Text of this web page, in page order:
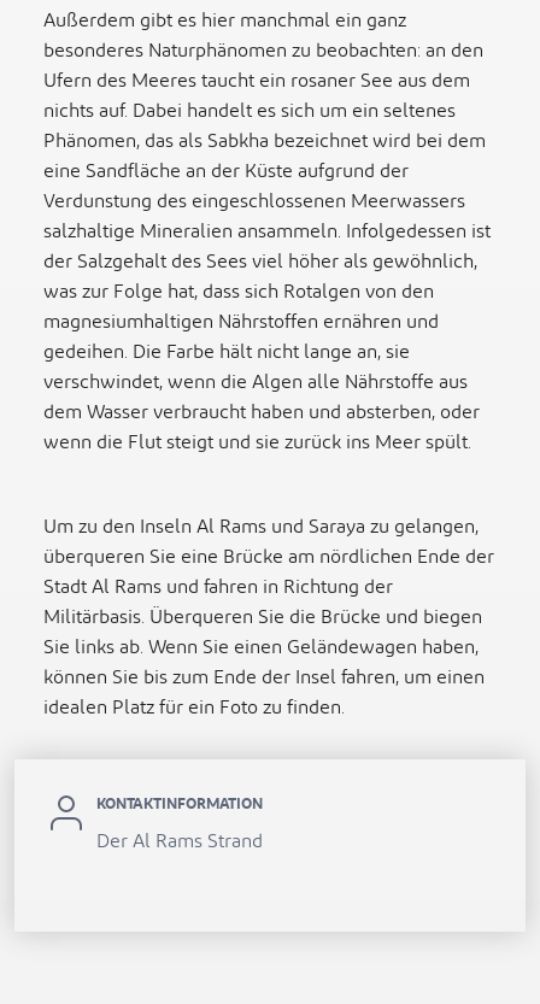
Außerdem gibt es hier manchmal ein ganz
besonderes Naturphänomen zu beobachten: an den
Ufern des Meeres taucht ein rosaner See aus dem
nichts auf. Dabei handelt es sich um ein seltenes
Phänomen, das als Sabkha bezeichnet wird bei dem
eine Sandfläche an der Küste aufgrund der
Verdunstung des eingeschlossenen Meerwassers
salzhaltige Mineralien ansammeln. Infolgedessen ist
der Salzgehalt des Sees viel höher als gewöhnlich,
was zur Folge hat, dass sich Rotalgen von den
magnesiumhaltigen Nährstoffen ernähren und
gedeihen. Die Farbe hält nicht lange an, sie
verschwindet, wenn die Algen alle Nährstoffe aus
dem Wasser verbraucht haben und absterben, oder
wenn die Flut steigt und sie zurück ins Meer spült.
Um zu den Inseln Al Rams und Saraya zu gelangen,
überqueren Sie eine Brücke am nördlichen Ende der
Stadt Al Rams und fahren in Richtung der
Militärbasis. Überqueren Sie die Brücke und biegen
Sie links ab. Wenn Sie einen Geländewagen haben,
können Sie bis zum Ende der Insel fahren, um einen
idealen Platz für ein Foto zu finden.
KONTAKTINFORMATION
Der Al Rams Strand